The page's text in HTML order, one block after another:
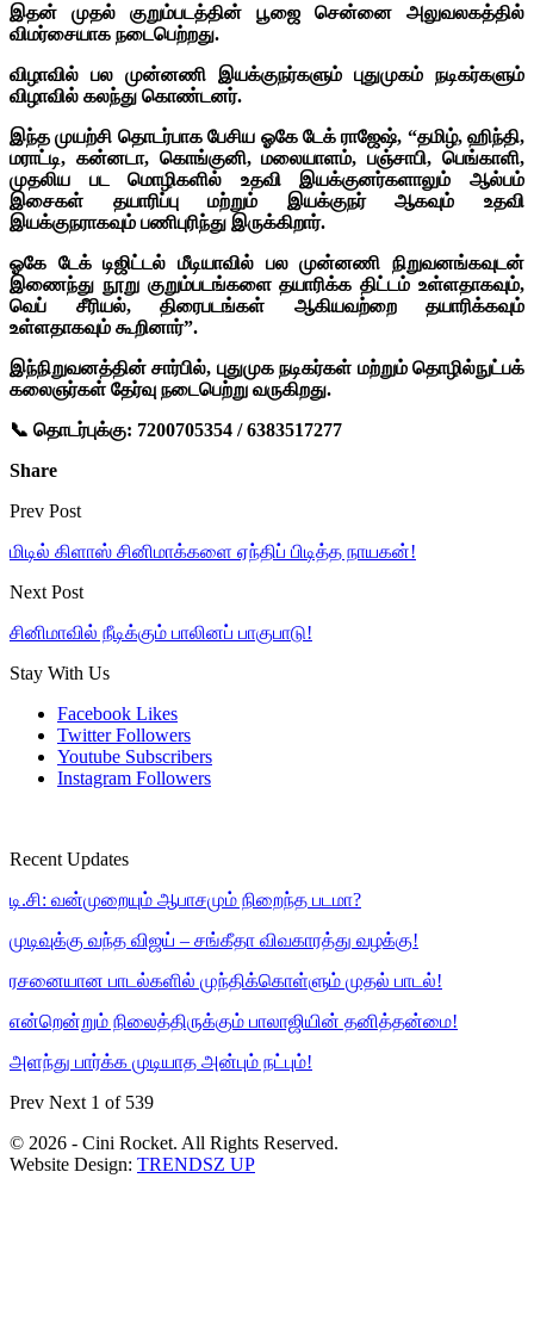
இதன் முதல் குறும்படத்தின் பூஜை சென்னை அலுவலகத்தில்
விமர்சையாக நடைபெற்றது.
விழாவில் பல முன்னணி இயக்குநர்களும் புதுமுகம் நடிகர்களும்
விழாவில் கலந்து கொண்டனர்.
இந்த முயற்சி தொடர்பாக பேசிய ஓகே டேக் ராஜேஷ், “தமிழ், ஹிந்தி,
மராட்டி, கன்னடா, கொங்குனி, மலையாளம், பஞ்சாபி, பெங்காளி,
முதலிய‌ பட மொழிகளில் உதவி இயக்குனர்களாலும் ஆல்பம்
இசைகள் தயாரிப்பு மற்றும் இயக்குநர் ஆகவும் உதவி
இயக்குநராகவும் பணிபுரிந்து இருக்கிறார்.
ஓகே டேக் டிஜிட்டல் மீடியாவில் பல முன்னணி நிறுவனங்கவுடன்
இணைந்து நூறு குறும்படங்களை தயாரிக்க திட்டம் உள்ளதாகவும்,
வெப் சீரியல், திரைபடங்கள் ஆகியவற்றை தயாரிக்கவும்
உள்ளதாகவும் கூறினார்”.
இந்நிறுவனத்தின் சார்பில், புதுமுக நடிகர்கள்‌ மற்றும் தொழில்நுட்பக்
கலைஞர்கள் தேர்வு நடைபெற்று வருகிறது.
📞 தொடர்புக்கு: 7200705354 / 6383517277
Share
Prev Post
மிடில் கிளாஸ் சினிமாக்களை ஏந்திப் பிடித்த நாயகன்!
Next Post
சினி​மா​வில் நீடிக்கும் பாலினப் பாகு​பாடு!
Stay With Us
Facebook Likes
Twitter Followers
Youtube Subscribers
Instagram Followers
Recent Updates
டி.சி: வன்முறையும் ஆபாசமும் நிறைந்த படமா?
முடிவுக்கு வந்த விஜய் – சங்கீதா விவகாரத்து வழக்கு!
ரசனையான பாடல்களில் முந்திக்கொள்ளும் முதல் பாடல்!
என்றென்றும் நிலைத்திருக்கும் பாலாஜியின் தனித்தன்மை!
அளந்து பார்க்க முடியாத அன்பும் நட்பும்!
Prev Next 1 of 539
© 2026 - Cini Rocket. All Rights Reserved.
Website Design: TRENDSZ UP